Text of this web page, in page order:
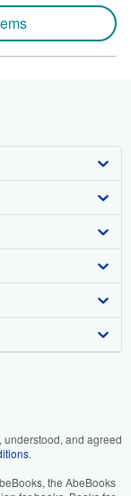
understood, and agreed
.
the AbeBooks